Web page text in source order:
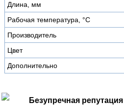
Длина, мм
Рабочая температура, °С
Производитель
Цвет
Дополнительно
Безупречная репутация